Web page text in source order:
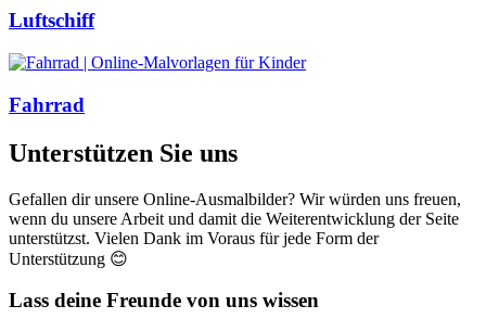
Luftschiff
Fahrrad
Unterstützen Sie uns
Gefallen dir unsere Online-Ausmalbilder? Wir würden uns freuen,
wenn du unsere Arbeit und damit die Weiterentwicklung der Seite
unterstützst. Vielen Dank im Voraus für jede Form der
Unterstützung 😊
Lass deine Freunde von uns wissen